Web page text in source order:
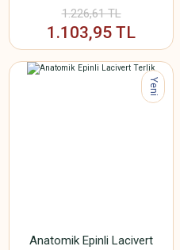
1.226,61 TL
1.103,95 TL
Yeni
Anatomik Epinli Lacivert